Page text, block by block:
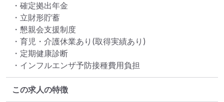
・確定拠出年金
・立財形貯蓄
・懇親会支援制度
・育児・介護休業あり(取得実績あり)
・定期健康診断
・インフルエンザ予防接種費用負担
この求人の特徴